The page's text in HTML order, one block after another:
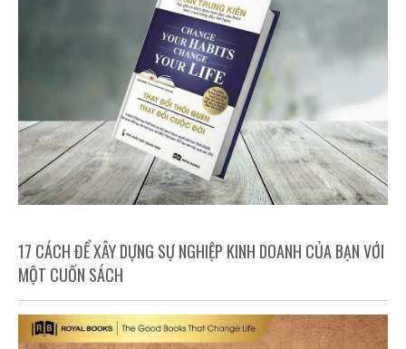
17 CÁCH ĐỂ XÂY DỰNG SỰ NGHIỆP KINH DOANH CỦA BẠN VỚI
MỘT CUỐN SÁCH